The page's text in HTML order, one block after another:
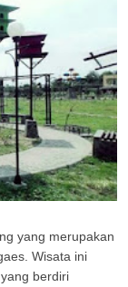
yang merupakan
Wisata ini
berdiri